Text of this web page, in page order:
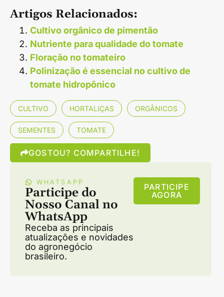
Artigos Relacionados:
Cultivo orgânico de pimentão
Nutriente para qualidade do tomate
Floração no tomateiro
Polinização é essencial no cultivo de
tomate hidropônico
CULTIVO HORTALIÇAS ORGÂNICOS
SEMENTES TOMATE
GOSTOU? COMPARTILHE!
WHATSAPP
Participe do
Nosso Canal no
WhatsApp
Receba as principais
atualizações e novidades
do agronegócio
brasileiro.
PARTICIPE
AGORA